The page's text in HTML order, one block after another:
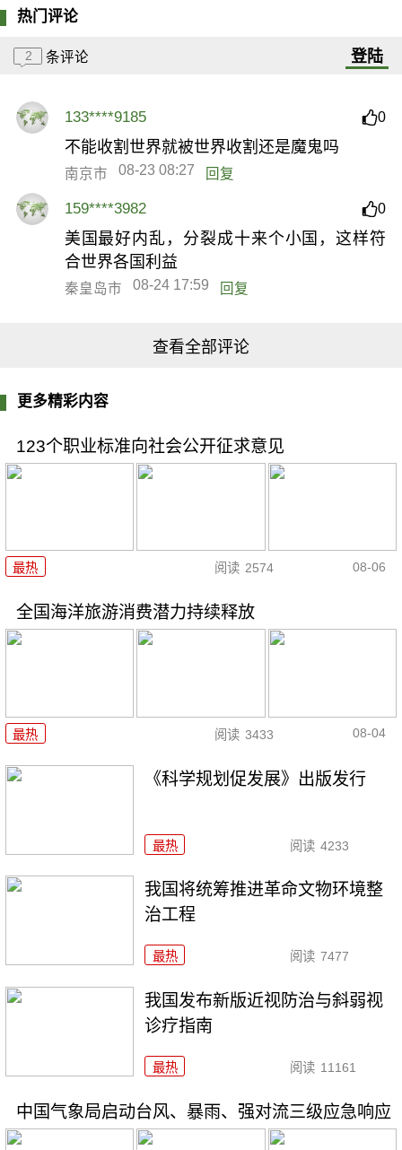
热门评论
2 条评论 登陆
133****9185 0
不能收割世界就被世界收割还是魔鬼吗
南京市 08-23 08:27 回复
159****3982 0
美国最好内乱，分裂成十来个小国，这样符
合世界各国利益
秦皇岛市 08-24 17:59 回复
查看全部评论
更多精彩内容
123个职业标准向社会公开征求意见
最热 阅读 2574 08-06
全国海洋旅游消费潜力持续释放
最热 阅读 3433 08-04
《科学规划促发展》出版发行
最热 阅读 4233
我国将统筹推进革命文物环境整
治工程
最热 阅读 7477
我国发布新版近视防治与斜弱视
诊疗指南
最热 阅读 11161
中国气象局启动台风、暴雨、强对流三级应急响应